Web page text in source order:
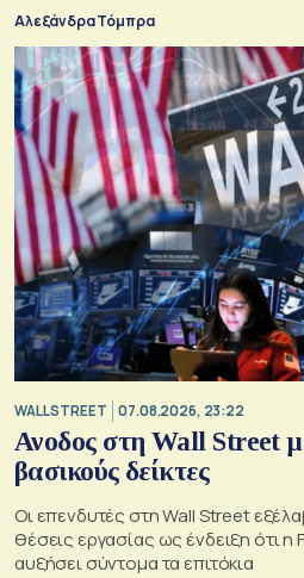
Αλεξάνδρα Τόμπρα
WALL STREET 07.08.2026, 23:22
Ανοδος στη Wall Street
βασικούς δείκτες
Οι επενδυτές στη Wall Street
θέσεις εργασίας ως ένδειξη ότι η
αυξήσει σύντομα τα επιτόκια